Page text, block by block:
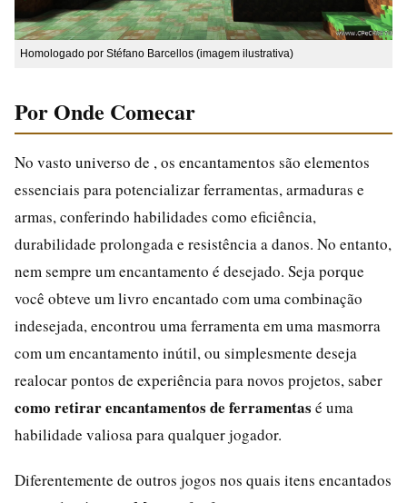
Homologado por Stéfano Barcellos (imagem ilustrativa)
Por Onde Comecar
No vasto universo de , os encantamentos são elementos
essenciais para potencializar ferramentas, armaduras e
armas, conferindo habilidades como eficiência,
durabilidade prolongada e resistência a danos. No entanto,
nem sempre um encantamento é desejado. Seja porque
você obteve um livro encantado com uma combinação
indesejada, encontrou uma ferramenta em uma masmorra
com um encantamento inútil, ou simplesmente deseja
realocar pontos de experiência para novos projetos, saber
como retirar encantamentos de ferramentas é uma
habilidade valiosa para qualquer jogador.
Diferentemente de outros jogos nos quais itens encantados